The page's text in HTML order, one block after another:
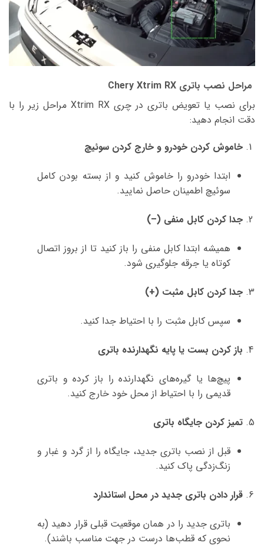
مراحل نصب باتری Chery Xtrim RX
برای نصب یا تعویض باتری در چری Xtrim RX مراحل زیر را با
دقت انجام دهید:
خاموش کردن خودرو و خارج کردن سوئیچ
ابتدا خودرو را خاموش کنید و از بسته بودن کامل
سوئیچ اطمینان حاصل نمایید.
جدا کردن کابل منفی (–)
همیشه ابتدا کابل منفی را باز کنید تا از بروز اتصال
کوتاه یا جرقه جلوگیری شود.
جدا کردن کابل مثبت (+)
سپس کابل مثبت را با احتیاط جدا کنید.
باز کردن بست یا پایه نگهدارنده باتری
پیچ‌ها یا گیره‌های نگهدارنده را باز کرده و باتری
قدیمی را با احتیاط از محل خود خارج کنید.
تمیز کردن جایگاه باتری
قبل از نصب باتری جدید، جایگاه را از گرد و غبار و
زنگ‌زدگی پاک کنید.
قرار دادن باتری جدید در محل استاندارد
باتری جدید را در همان موقعیت قبلی قرار دهید (به
نحوی که قطب‌ها درست در جهت مناسب باشند).